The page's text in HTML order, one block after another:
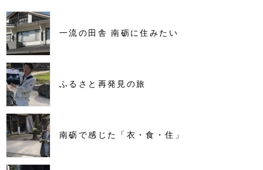
一流の田舎 南砺に住みたい
ふるさと再発見の旅
南砺で感じた「衣・食・住」